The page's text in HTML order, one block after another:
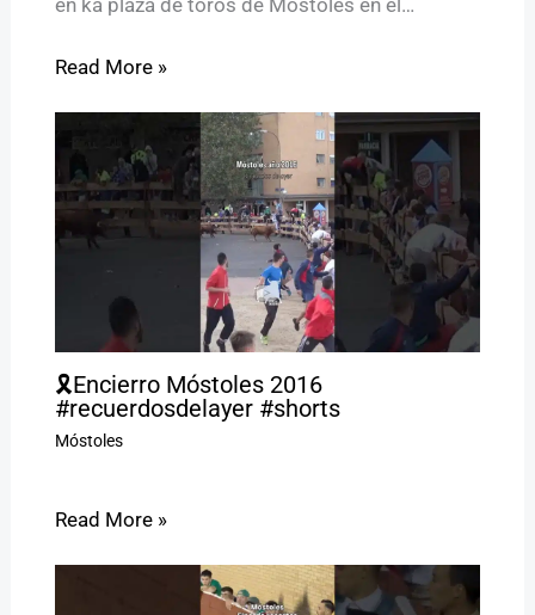
Read More »
🎗️Encierro Móstoles 2016
#recuerdosdelayer #shorts
Móstoles
Read More »